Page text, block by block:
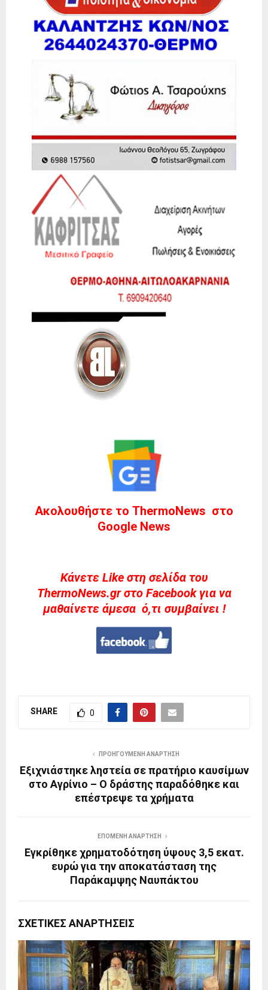
Ακολουθήστε το ThermoNews στο
Google News
Kάνετε Like στη σελίδα του
ThermoNews.gr στο Facebook για να
μαθαίνετε άμεσα ό,τι συμβαίνει !
SHARE 0
ΠΡΟΗΓΟΎΜΕΝΗ ΑΝΆΡΤΗΣΗ
Εξιχνιάστηκε ληστεία σε πρατήριο καυσίμων
στο Αγρίνιο – Ο δράστης παραδόθηκε και
επέστρεψε τα χρήματα
ΕΠΌΜΕΝΗ ΑΝΆΡΤΗΣΗ
Εγκρίθηκε χρηματοδότηση ύψους 3,5 εκατ.
ευρώ για την αποκατάσταση της
Παράκαμψης Ναυπάκτου
ΣΧΕΤΙΚΈΣ ΑΝΑΡΤΉΣΕΙΣ